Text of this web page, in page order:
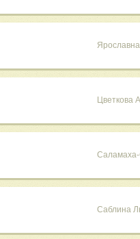
Ярославна
Цветкова
Саблина